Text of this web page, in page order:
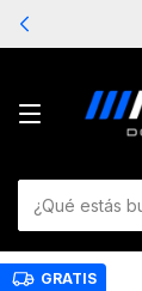
GRATIS